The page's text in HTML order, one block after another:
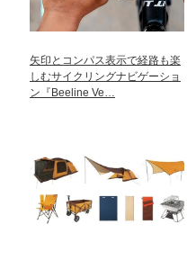
矢印とコンパス表示で経路も楽
しむサイクリングナビゲーショ
ン『Beeline Ve…